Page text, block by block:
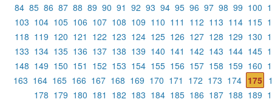
84 85 86 87 88 89 90 91 92 93 94 95 96 97 98 99 100
103 104 105 106 107 108 109 110 111 112 113 114 115
118 119 120 121 122 123 124 125 126 127 128 129 130
133 134 135 136 137 138 139 140 141 142 143 144 145
148 149 150 151 152 153 154 155 156 157 158 159 160
163 164 165 166 167 168 169 170 171 172 173 174 175
178 179 180 181 182 183 184 185 186 187 188 189